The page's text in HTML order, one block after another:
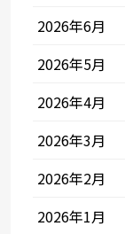
2026年6月
2026年5月
2026年4月
2026年3月
2026年2月
2026年1月